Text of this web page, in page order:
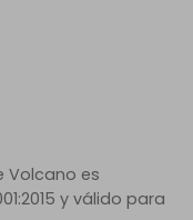
Volcano es
y válido para